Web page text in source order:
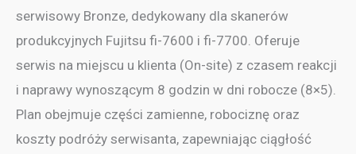
serwisowy Bronze, dedykowany dla skanerów
produkcyjnych Fujitsu fi-7600 i fi-7700. Oferuje
serwis na miejscu u klienta (On-site) z czasem reakcji
i naprawy wynoszącym 8 godzin w dni robocze (8×5).
Plan obejmuje części zamienne, robociznę oraz
koszty podróży serwisanta, zapewniając ciągłość